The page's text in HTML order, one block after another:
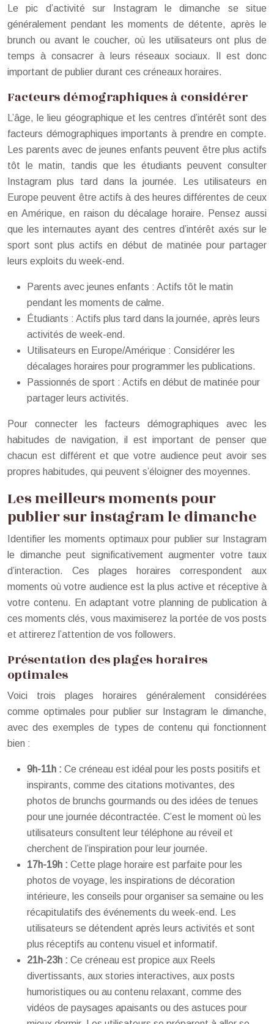
Le pic d’activité sur Instagram le dimanche se situe
généralement pendant les moments de détente, après le
brunch ou avant le coucher, où les utilisateurs ont plus de
temps à consacrer à leurs réseaux sociaux. Il est donc
important de publier durant ces créneaux horaires.
Facteurs démographiques à considérer
L’âge, le lieu géographique et les centres d’intérêt sont des
facteurs démographiques importants à prendre en compte.
Les parents avec de jeunes enfants peuvent être plus actifs
tôt le matin, tandis que les étudiants peuvent consulter
Instagram plus tard dans la journée. Les utilisateurs en
Europe peuvent être actifs à des heures différentes de ceux
en Amérique, en raison du décalage horaire. Pensez aussi
que les internautes ayant des centres d’intérêt axés sur le
sport sont plus actifs en début de matinée pour partager
leurs exploits du week-end.
Parents avec jeunes enfants : Actifs tôt le matin
pendant les moments de calme.
Étudiants : Actifs plus tard dans la journée, après leurs
activités de week-end.
Utilisateurs en Europe/Amérique : Considérer les
décalages horaires pour programmer les publications.
Passionnés de sport : Actifs en début de matinée pour
partager leurs activités.
Pour connecter les facteurs démographiques avec les
habitudes de navigation, il est important de penser que
chacun est différent et que votre audience peut avoir ses
propres habitudes, qui peuvent s’éloigner des moyennes.
Les meilleurs moments pour
publier sur instagram le dimanche
Identifier les moments optimaux pour publier sur Instagram
le dimanche peut significativement augmenter votre taux
d’interaction. Ces plages horaires correspondent aux
moments où votre audience est la plus active et réceptive à
votre contenu. En adaptant votre planning de publication à
ces moments clés, vous maximiserez la portée de vos posts
et attirerez l’attention de vos followers.
Présentation des plages horaires
optimales
Voici trois plages horaires généralement considérées
comme optimales pour publier sur Instagram le dimanche,
avec des exemples de types de contenu qui fonctionnent
bien :
9h-11h : Ce créneau est idéal pour les posts positifs et
inspirants, comme des citations motivantes, des
photos de brunchs gourmands ou des idées de tenues
pour une journée décontractée. C’est le moment où les
utilisateurs consultent leur téléphone au réveil et
cherchent de l’inspiration pour leur journée.
17h-19h : Cette plage horaire est parfaite pour les
photos de voyage, les inspirations de décoration
intérieure, les conseils pour organiser sa semaine ou les
récapitulatifs des événements du week-end. Les
utilisateurs se détendent après leurs activités et sont
plus réceptifs au contenu visuel et informatif.
21h-23h : Ce créneau est propice aux Reels
divertissants, aux stories interactives, aux posts
humoristiques ou au contenu relaxant, comme des
vidéos de paysages apaisants ou des astuces pour